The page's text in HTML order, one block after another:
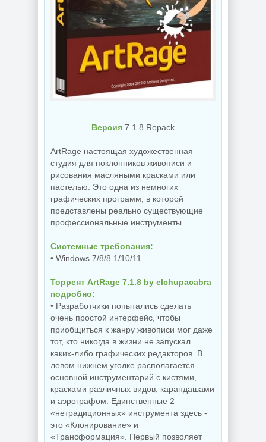
Версия 7.1.8 Repack
ArtRage настоящая художественная
студия для поклонников живописи и
рисования масляными красками или
пастелью. Это одна из немногих
графических программ, в которой
представлены реально существующие
профессиональные инструменты.
Системные требования:
• Windows 7/8/8.1/10/11
Торрент ArtRage 7.1.8 by elchupacabra
подробно:
• Разработчики попытались сделать
очень простой интерфейс, чтобы
приобщиться к жанру живописи мог даже
тот, кто никогда в жизни не запускал
каких-либо графических редакторов. В
левом нижнем уголке располагается
основной инструментарий с кистями,
красками различных видов, карандашами
и аэрографом. Единственные 2
«нетрадиционных» инструмента здесь -
это «Клонирование» и
«Трансформация». Первый позволяет